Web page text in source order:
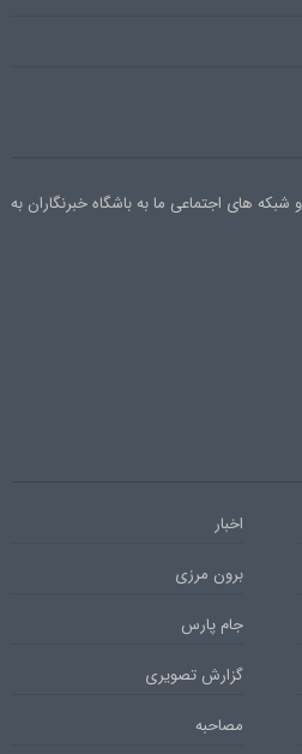
های اجتماعی ما به باشگاه خبرنگاران به
اخبار
برون مرزی
جام پارس
گزارش تصویری
مصاحبه